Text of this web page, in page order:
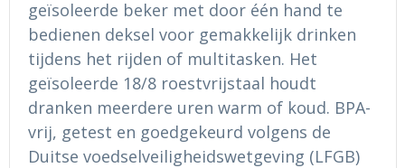
Ondergoed en Sokken
Regenkleding
Gereedschap
Schoenen
Sokken en Nachtkleding
Regenkleding
Schoenen
Gilets
geïsoleerde beker met door één hand te
bedienen deksel voor gemakkelijk drinken
tijdens het rijden of multitasken. Het
geïsoleerde 18/8 roestvrijstaal houdt
dranken meerdere uren warm of koud. BPA-
vrij, getest en goedgekeurd volgens de
Duitse voedselveiligheidswetgeving (LFGB)